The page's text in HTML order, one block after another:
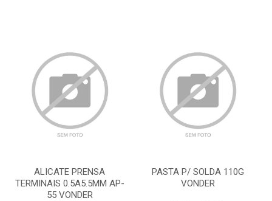
ALICATE PRENSA
TERMINAIS 0.5A5.5MM AP-
55 VONDER
PASTA P/ SOLDA 110G
VONDER